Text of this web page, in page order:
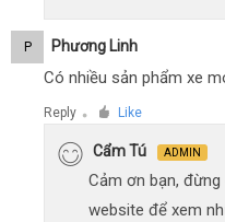
P Phương Linh
Có nhiều sản phẩm xe
Reply ● Like
Cẩm Tú ADMIN
Cảm ơn bạn,
website để xem